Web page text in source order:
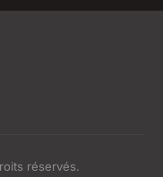
réservés.